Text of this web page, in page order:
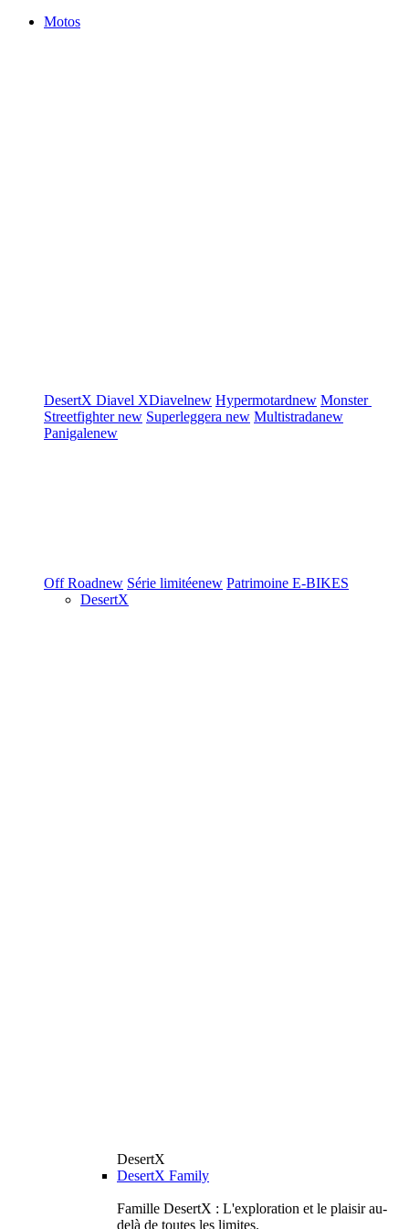
Motos
DesertX Diavel XDiavelnew Hypermotardnew Monster
Streetfighternew Superleggera new Multistradanew
Panigalenew
Off Roadnew Série limitéenew Patrimoine E-BIKES
DesertX
DesertX
DesertX Family
Famille DesertX : L'exploration et le plaisir au-
delà de toutes les limites.